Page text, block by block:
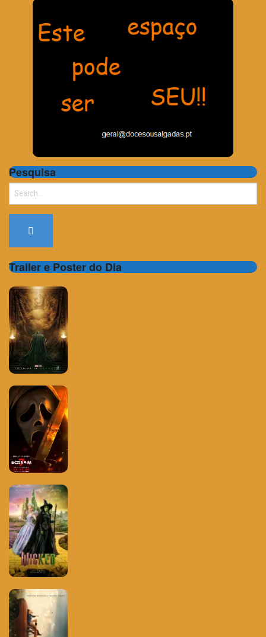
Pesquisa
Search
Trailer e Poster do Dia